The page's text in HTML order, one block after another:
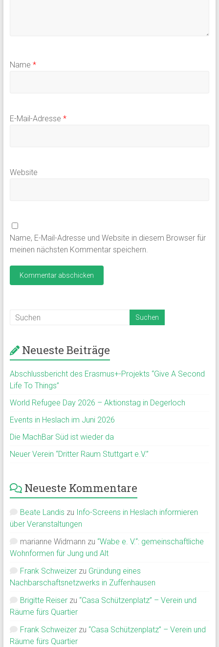
Name *
E-Mail-Adresse *
Website
Name, E-Mail-Adresse und Website in diesem Browser für
meinen nächsten Kommentar speichern.
Neueste Beiträge
Abschlussbericht des Erasmus+-Projekts “Give A Second
Life To Things”
World Refugee Day 2026 – Aktionstag in Degerloch
Events in Heslach im Juni 2026
Die MachBar Süd ist wieder da
Neuer Verein “Dritter Raum Stuttgart e.V.”
Neueste Kommentare
Beate Landis zu Info-Screens in Heslach informieren
über Veranstaltungen
marianne Widmann zu “Wabe e. V.“: gemeinschaftliche
Wohnformen für Jung und Alt
Frank Schweizerzu Gründung eines
Nachbarschaftsnetzwerks in Zuffenhausen
Brigitte Reiserzu “Casa Schützenplatz” – Verein und
Räume fürs Quartier
Frank Schweizerzu “Casa Schützenplatz” – Verein und
Räume fürs Quartier